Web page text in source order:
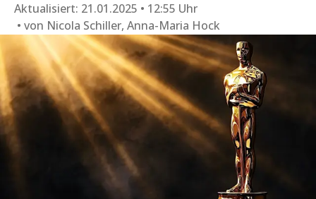
Aktualisiert: 21.01.2025 • 12:55 Uhr
von Nicola Schiller, Anna-Maria Hock